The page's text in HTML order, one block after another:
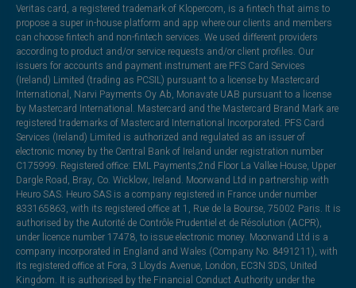
Veritas card, a registered trademark of Klopercom, is a fintech that aims to
propose a super in-house platform and app where our clients and members
can choose fintech and non-fintech services. We used different providers
according to product and/or service requests and/or client profiles. Our
issuers for accounts and payment instrument are PFS Card Services
(Ireland) Limited (trading as PCSIL) pursuant to a license by Mastercard
International, Narvi Payments Oy Ab, Monavate UAB pursuant to a license
by Mastercard International. Mastercard and the Mastercard Brand Mark are
registered trademarks of Mastercard International Incorporated. PFS Card
Services (Ireland) Limited is authorized and regulated as an issuer of
electronic money by the Central Bank of Ireland under registration number
C175999. Registered office: EML Payments,2nd Floor La Vallee House, Upper
Dargle Road, Bray, Co. Wicklow, Ireland. Moorwand Ltd in partnership with
Heuro SAS. Heuro SAS is a company registered in France under number
833165863, with its registered office at 1, Rue de la Bourse, 75002 Paris. It is
authorised by the Autorité de Contrôle Prudentiel et de Résolution (ACPR),
under licence number 17478, to issue electronic money. Moorwand Ltd is a
company incorporated in England and Wales (Company No. 8491211), with
its registered office at Fora, 3 Lloyds Avenue, London, EC3N 3DS, United
Kingdom. It is authorised by the Financial Conduct Authority under the